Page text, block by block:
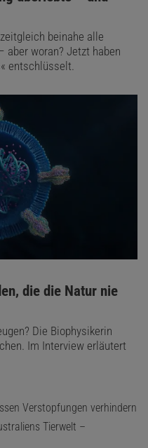
beinahe alle
aber woran? Jetzt haben
entschlüsselt.
die die Natur nie
Die Biophysikerin
Im Interview erläutert
Verstopfungen verhindern
Tierwelt –